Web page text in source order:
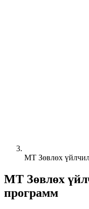
МТ Зөвлөх
МТ Зөвлөх
программ